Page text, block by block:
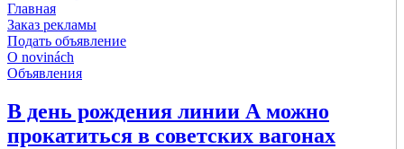
Главная
Заказ рекламы
Подать объявление
O novinách
Объявления
В день рождения линии А можно
прокатиться в советских вагонах